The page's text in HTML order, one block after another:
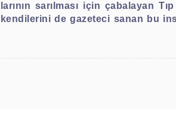
sarılması için çabalayan
de gazeteci sanan bu